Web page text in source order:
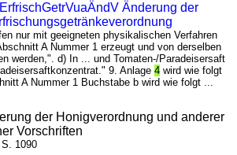
Änderung der
nur mit geeigneten physikalischen Verfahren
A Nummer 1 erzeugt und von derselben
werden,". d) In ... und Tomaten-/Paradeisersaft
9. Anlage4 wird wie folgt
A Nummer 1 Buchstabe b wird wie folgt ...
der Honigverordnung und anderer
Vorschriften
1090